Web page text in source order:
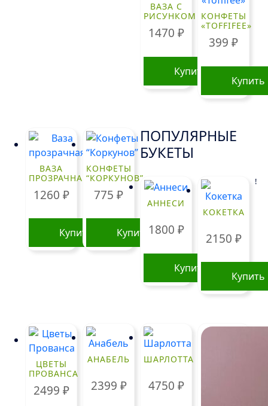
ВАЗА С
РИСУНКОМ
1470 ₽
Купить
КОНФЕТЫ
«TOFFIFEE»
399₽
Купить
ВАЗА
ПРОЗРАЧНАЯ
1260 ₽
Купить
КОНФЕТЫ
“КОРКУНОВ”
775₽
Купить
ПОПУЛЯРНЫЕ
БУКЕТЫ
АННЕСИ
1800 ₽
Купить
КОКЕТКА
2150 ₽
Купить
ЦВЕТЫ
ПРОВАНСА
2499 ₽
АНАБЕЛЬ
2399 ₽
ШАРЛОТТА
4750 ₽
!